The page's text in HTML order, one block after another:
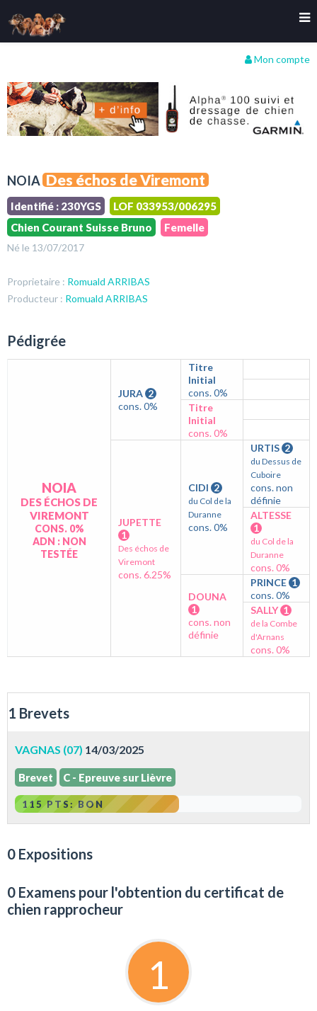
Mon compte
NOIA Des échos de Viremont
Identifié : 230YGS
LOF 033953/006295
Chien Courant Suisse Bruno
Femelle
Né le 13/07/2017
Proprietaire : Romuald ARRIBAS
Producteur : Romuald ARRIBAS
Pédigrée
NOIA
DES ÉCHOS DE
VIREMONT
CONS. 0%
ADN : NON
TESTÉE
JURA 2
cons. 0%
Titre
Initial
cons. 0%
Titre
Initial
cons. 0%
JUPETTE
1
Des échos de
Viremont
cons. 6.25%
CIDI 2
du Col de la
Duranne
cons. 0%
URTIS 2
du Dessus de
Cuboire
cons. non
définie
ALTESSE
1
du Col de la
Duranne
cons. 0%
DOUNA
1
cons. non
définie
PRINCE 1
cons. 0%
SALLY 1
de la Combe
d'Arnans
cons. 0%
1 Brevets
VAGNAS (07) 14/03/2025
Brevet C - Epreuve sur Lièvre
115 PTS: BON
0 Expositions
0 Examens pour l'obtention du certificat de
chien rapprocheur
1